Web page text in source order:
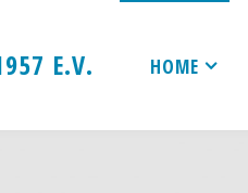
957 E.V. HOME